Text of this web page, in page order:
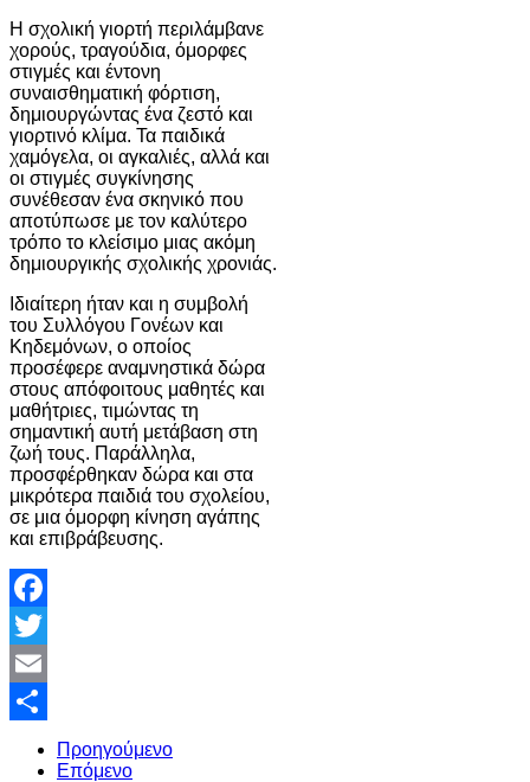
Η σχολική γιορτή περιλάμβανε
χορούς, τραγούδια, όμορφες
στιγμές και έντονη
συναισθηματική φόρτιση,
δημιουργώντας ένα ζεστό και
γιορτινό κλίμα. Τα παιδικά
χαμόγελα, οι αγκαλιές, αλλά και
οι στιγμές συγκίνησης
συνέθεσαν ένα σκηνικό που
αποτύπωσε με τον καλύτερο
τρόπο το κλείσιμο μιας ακόμη
δημιουργικής σχολικής χρονιάς.
Ιδιαίτερη ήταν και η συμβολή
του Συλλόγου Γονέων και
Κηδεμόνων, ο οποίος
προσέφερε αναμνηστικά δώρα
στους απόφοιτους μαθητές και
μαθήτριες, τιμώντας τη
σημαντική αυτή μετάβαση στη
ζωή τους. Παράλληλα,
προσφέρθηκαν δώρα και στα
μικρότερα παιδιά του σχολείου,
σε μια όμορφη κίνηση αγάπης
και επιβράβευσης.
Facebook
Twitter
Email
Share
Προηγούμενο
Επόμενο